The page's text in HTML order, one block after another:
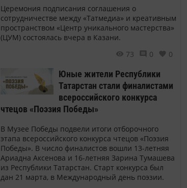
Церемония подписания соглашения о
сотрудничестве между «Татмедиа» и креативным
пространством «Центр уникального мастерства»
(ЦУМ) состоялась вчера в Казани.
73
0 0
Юные жители Республики
Татарстан стали финалистами
всероссийского конкурса
чтецов «Поэзия Победы»
В Музее Победы подвели итоги отборочного
этапа всероссийского конкурса чтецов «Поэзия
Победы». В число финалистов вошли 13-летняя
Ариадна Аксенова и 16-летняя Зарина Тумашева
из Республики Татарстан. Старт конкурса был
дан 21 марта, в Международный день поэзии.